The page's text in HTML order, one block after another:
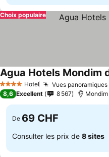
Choix populaire
4 Étoiles Hotel Vues
Agua Hotels Mondim
8,6 Excellent 8 567
De 69 CHF
Consulter les prix de 8 sites